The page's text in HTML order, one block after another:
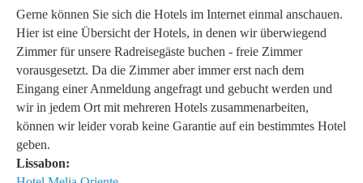
Gerne können Sie sich die Hotels im Internet einmal anschauen.
Hier ist eine Übersicht der Hotels, in denen wir überwiegend
Zimmer für unsere Radreisegäste buchen - freie Zimmer
vorausgesetzt. Da die Zimmer aber immer erst nach dem
Eingang einer Anmeldung angefragt und gebucht werden und
wir in jedem Ort mit mehreren Hotels zusammenarbeiten,
können wir leider vorab keine Garantie auf ein bestimmtes Hotel
geben.
Lissabon: